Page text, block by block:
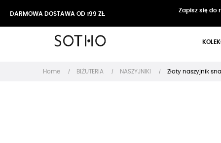
DARMOWA DOSTAWA OD 199 ZŁ
Zapisz się do
Home BIŻUTERIA NASZYJNIKI Złoty naszyjnik